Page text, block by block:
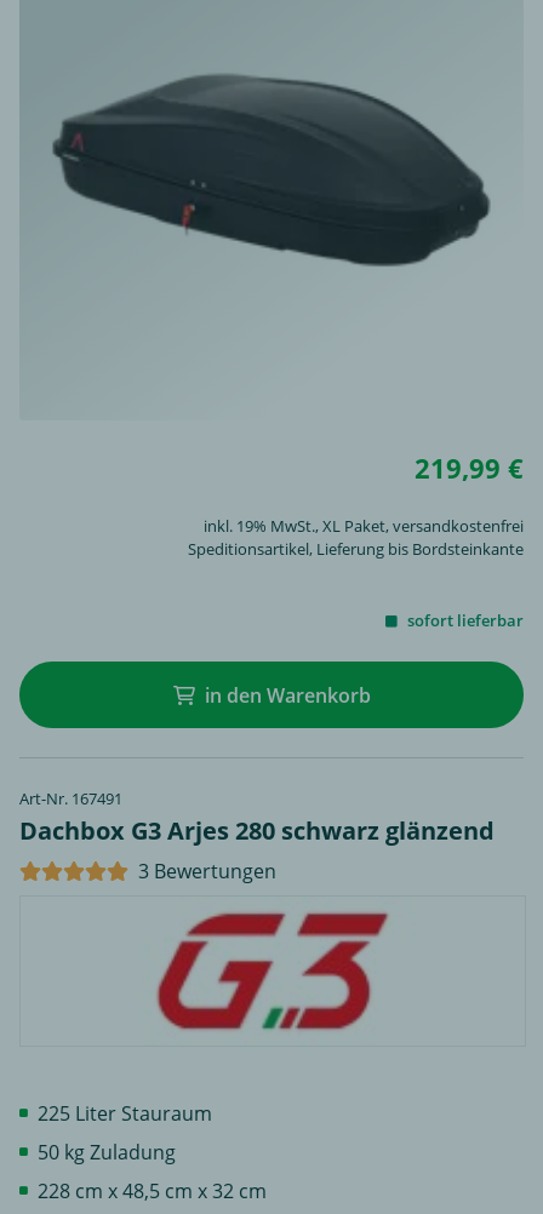
219,99 €
inkl. 19% MwSt.,XL Paket, versandkostenfrei
Speditionsartikel, Lieferung bis Bordsteinkante
sofort lieferbar
in den Warenkorb
Art-Nr. 167491
Dachbox G3 Arjes 280 schwarz glänzend
3 Bewertungen
225 Liter Stauraum
50 kg Zuladung
228 cm x 48,5 cm x 32 cm